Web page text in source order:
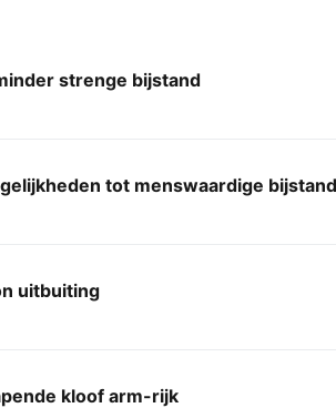
strenge bijstand
tot menswaardige bijstand
uitbuiting
kloof arm-rijk